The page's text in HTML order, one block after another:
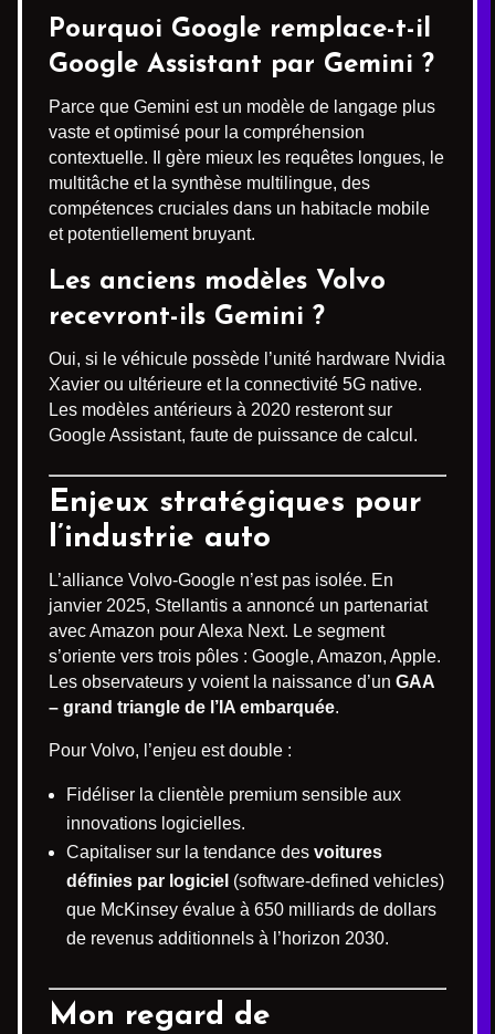
Pourquoi Google remplace-t-il
Google Assistant par Gemini ?
Parce que Gemini est un modèle de langage plus
vaste et optimisé pour la compréhension
contextuelle. Il gère mieux les requêtes longues, le
multitâche et la synthèse multilingue, des
compétences cruciales dans un habitacle mobile
et potentiellement bruyant.
Les anciens modèles Volvo
recevront-ils Gemini ?
Oui, si le véhicule possède l’unité hardware Nvidia
Xavier ou ultérieure et la connectivité 5G native.
Les modèles antérieurs à 2020 resteront sur
Google Assistant, faute de puissance de calcul.
Enjeux stratégiques pour
l’industrie auto
L’alliance Volvo-Google n’est pas isolée. En
janvier 2025, Stellantis a annoncé un partenariat
avec Amazon pour Alexa Next. Le segment
s’oriente vers trois pôles : Google, Amazon, Apple.
Les observateurs y voient la naissance d’un GAA
– grand triangle de l’IA embarquée.
Pour Volvo, l’enjeu est double :
Fidéliser la clientèle premium sensible aux
innovations logicielles.
Capitaliser sur la tendance des voitures
définies par logiciel (software-defined vehicles)
que McKinsey évalue à 650 milliards de dollars
de revenus additionnels à l’horizon 2030.
Mon regard de